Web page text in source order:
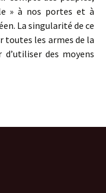
» à nos portes et à
La singularité de ce
toutes les armes de la
d’utiliser des moyens
et guerre hybride